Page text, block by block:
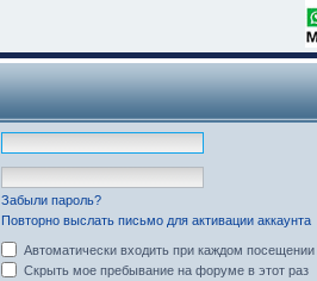
Забыли пароль?
Повторно выслать письмо для активации аккаунта
Автоматически входить при каждом посещении
Скрыть мое пребывание на форуме в этот раз